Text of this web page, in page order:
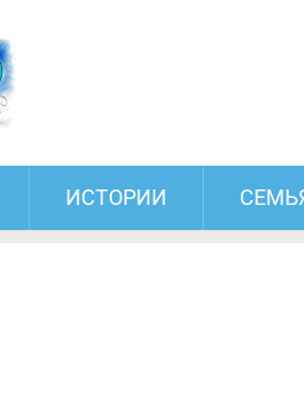
ИСТОРИИ
20 ярких примеров